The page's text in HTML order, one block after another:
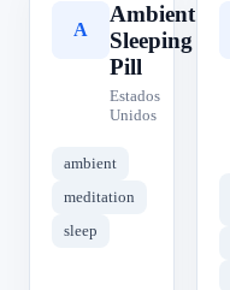
A
Ambient
Sleeping
Pill
Estados
Unidos
ambient
meditation
sleep